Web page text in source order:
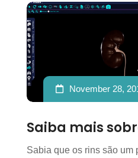
November 28,
Saiba mais
Sabia que os rins são um